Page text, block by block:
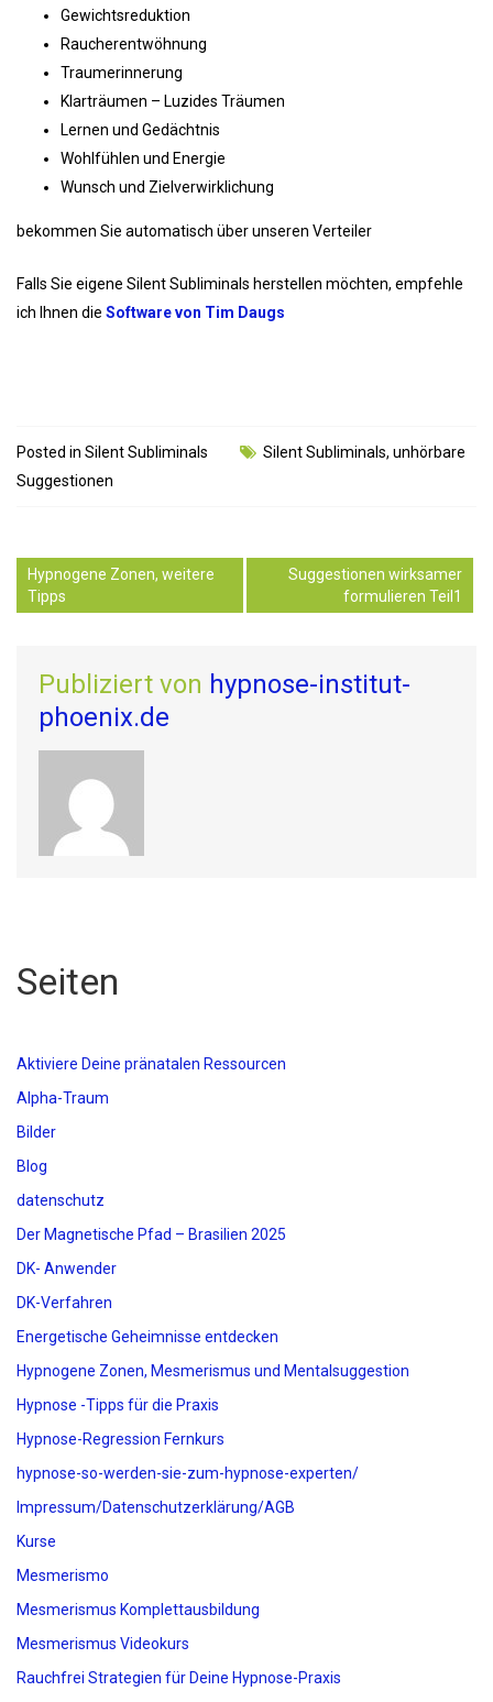
Gewichtsreduktion
Raucherentwöhnung
Traumerinnerung
Klarträumen – Luzides Träumen
Lernen und Gedächtnis
Wohlfühlen und Energie
Wunsch und Zielverwirklichung
bekommen Sie automatisch über unseren Verteiler
Falls Sie eigene Silent Subliminals herstellen möchten, empfehle
ich Ihnen die Software von Tim Daugs
Posted in Silent Subliminals Silent Subliminals, unhörbare
Suggestionen
Hypnogene Zonen, weitere
Tipps
Suggestionen wirksamer
formulieren Teil1
Publiziert von hypnose-institut-
phoenix.de
Seiten
Aktiviere Deine pränatalen Ressourcen
Alpha-Traum
Bilder
Blog
datenschutz
Der Magnetische Pfad – Brasilien 2025
DK- Anwender
DK-Verfahren
Energetische Geheimnisse entdecken
Hypnogene Zonen, Mesmerismus und Mentalsuggestion
Hypnose -Tipps für die Praxis
Hypnose-Regression Fernkurs
hypnose-so-werden-sie-zum-hypnose-experten/
Impressum/Datenschutzerklärung/AGB
Kurse
Mesmerismo
Mesmerismus Komplettausbildung
Mesmerismus Videokurs
Rauchfrei Strategien für Deine Hypnose-Praxis